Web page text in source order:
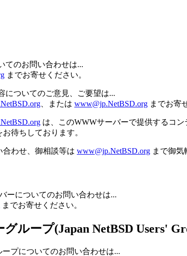
てのお問い合わせは...
までお寄せください。
についてのご意見、ご要望は...
、または www@jp.NetBSD.org までお寄
は、このWWWサーバーで提供するコン
待ちしております。
わせ、御相談等は www@jp.NetBSD.org まで御気
ーについてのお問い合わせは...
までお寄せください。
グループ(Japan NetBSD Users'
ープについてのお問い合わせは...